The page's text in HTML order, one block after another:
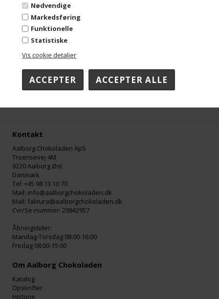
Nødvendige
Markedsføring
Funktionelle
Statistiske
Vis cookie detaljer
Lakridsmandler 90 g.
DKK 59,00
Sød chokoladelakrids 90 g.
DKK 59,00
Kontakt
Aalborg Chokoladen ApS
Troensevej 4M
9220 Aalborg Øst
Danmark
Tel: +45 98 13 10 70
Mail: info@aalborgchokoladen.dk
Mail: faktura@aalborgchokoladen.dk
Cvr/Se-nummer: 29842957
Åbningstider:
Mandag-Torsdag 08:00-16:00
Fredag 08:00-15:00
Om Aalborg Chokoladen
Katalog
Opskrifter
Historie